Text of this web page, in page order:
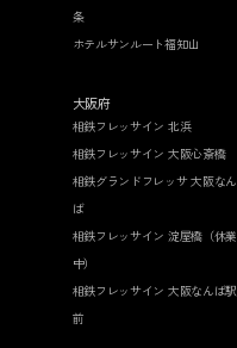
条
ホテルサンルート福知山
大阪府
相鉄フレッサイン 北浜
相鉄フレッサイン 大阪心斎橋
相鉄グランドフレッサ 大阪なん
ば
相鉄フレッサイン 淀屋橋（休業
中）
相鉄フレッサイン 大阪なんば駅
前